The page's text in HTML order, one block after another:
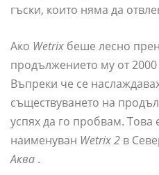
гъски, които няма да
Ако Wetrix беше лесно
продължението му от
Въпреки че се
съществуването на
успях да го пробвам. Това
наименуван Wetrix 2 в
Аква .